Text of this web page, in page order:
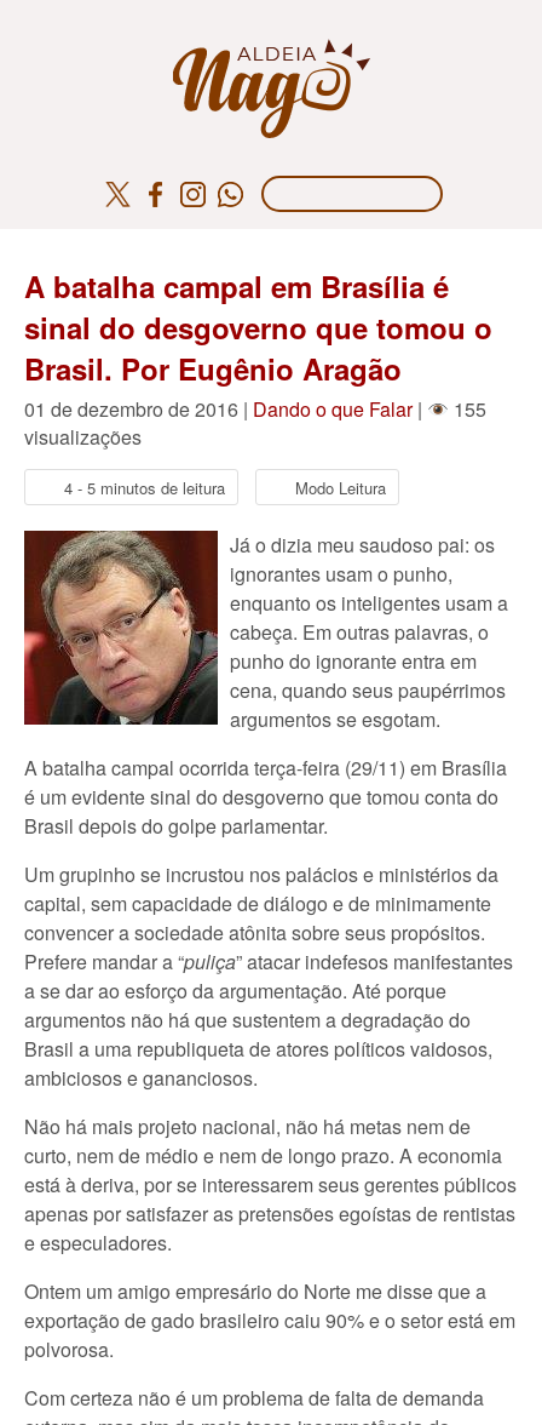
A batalha campal em Brasília é
sinal do desgoverno que tomou o
Brasil. Por Eugênio Aragão
01 de dezembro de 2016 | Dando o que Falar|
155
visualizações
4 - 5 minutos de leitura Modo Leitura
Já o dizia meu saudoso pai: os
ignorantes usam o punho,
enquanto os inteligentes usam a
cabeça. Em outras palavras, o
punho do ignorante entra em
cena, quando seus paupérrimos
argumentos se esgotam.
A batalha campal ocorrida terça-feira (29/11) em Brasília
é um evidente sinal do desgoverno que tomou conta do
Brasil depois do golpe parlamentar.
Um grupinho se incrustou nos palácios e ministérios da
capital, sem capacidade de diálogo e de minimamente
convencer a sociedade atônita sobre seus propósitos.
Prefere mandar a “puliça” atacar indefesos manifestantes
a se dar ao esforço da argumentação. Até porque
argumentos não há que sustentem a degradação do
Brasil a uma republiqueta de atores políticos vaidosos,
ambiciosos e gananciosos.
Não há mais projeto nacional, não há metas nem de
curto, nem de médio e nem de longo prazo. A economia
está à deriva, por se interessarem seus gerentes públicos
apenas por satisfazer as pretensões egoístas de rentistas
e especuladores.
Ontem um amigo empresário do Norte me disse que a
exportação de gado brasileiro caiu 90% e o setor está em
polvorosa.
Com certeza não é um problema de falta de demanda